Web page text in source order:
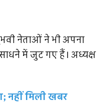
नेताओं ने भी अपना
में जुट गए हैं। अध्यक्ष
नहीं मिली खबर